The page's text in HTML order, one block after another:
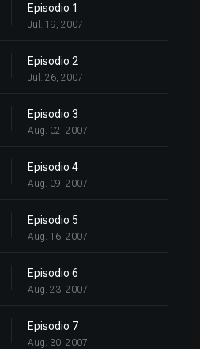
Episodio 1
Jul. 19, 2007
Episodio 2
Jul. 26, 2007
Episodio 3
Aug. 02, 2007
Episodio 4
Aug. 09, 2007
Episodio 5
Aug. 16, 2007
Episodio 6
Aug. 23, 2007
Episodio 7
Aug. 30, 2007